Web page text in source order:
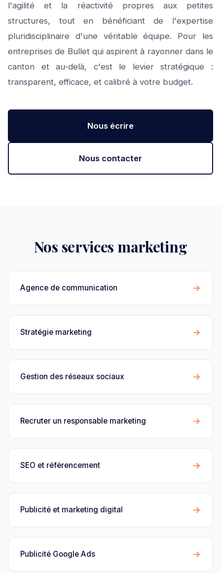
l'agilité et la réactivité propres aux petites
structures, tout en bénéficiant de l'expertise
pluridisciplinaire d'une véritable équipe. Pour les
entreprises de Bullet qui aspirent à rayonner dans le
canton et au-delà, c'est le levier stratégique :
transparent, efficace, et calibré à votre budget.
Nous écrire
Nous contacter
Nos services marketing
Agence de communication →
Stratégie marketing →
Gestion des réseaux sociaux →
Recruter un responsable marketing →
SEO et référencement →
Publicité et marketing digital →
Publicité Google Ads →